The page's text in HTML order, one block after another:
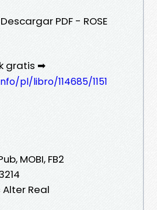
Descargar PDF - ROSE
gratis ➡
pl/libro/114685/1151
MOBI, FB2
Real